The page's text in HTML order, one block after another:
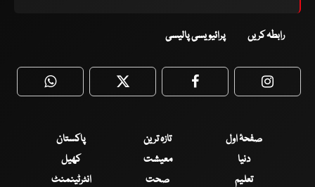
رابطہ کریں پرائیویسی پالیسی
WhatsApp Twitter Facebook
صفحۂ اول تازہ ترین
پاکستان
دنیا
معیشت
کھیل
تعلیم
صحت انٹرٹینمنٹ